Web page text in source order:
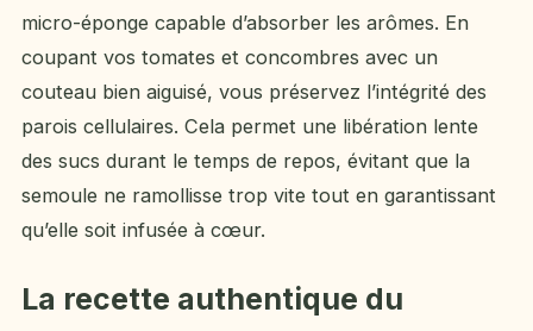
micro-éponge capable d’absorber les arômes. En
coupant vos tomates et concombres avec un
couteau bien aiguisé, vous préservez l’intégrité des
parois cellulaires. Cela permet une libération lente
des sucs durant le temps de repos, évitant que la
semoule ne ramollisse trop vite tout en garantissant
qu’elle soit infusée à cœur.
La recette authentique du